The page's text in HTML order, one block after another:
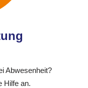
Abwesenheit?
Hilfe an.